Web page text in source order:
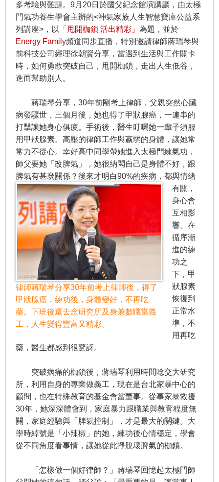
多考驗與難題。9月20日於國父紀念館演講廳，由太極
門氣功養生學會主辦的<神氣家族人生智慧寶庫公益系
列講座>，以
「甩開枷鎖 活出精彩」為題，並於
Energy Family頻道同步直播，特別邀請律師蔣瑞琴與
前科技公司經理徐朝賢分享，當遇到生活與工作關卡
時，如何勇敢突破自己，甩開枷鎖，走出人生低谷，
進而幫助別人。
蔣瑞琴分享，30年前剛考上律師，父親突然心臟
病發驟世，三個月後，她也得了甲狀腺癌，一連串的
打擊讓她身心俱疲。手術後，醫生叮囑她一輩子須服
用甲狀腺素。高壓的律師工作與嬴弱的身體，讓她常
常力不從心。幸好高中同學帶她進入太極門練氣功，
師父要她「改脾氣」，她很納悶自己是身體不好，跟
脾氣有甚麼關係？後來才明白90%的疾病，都與
律師蔣瑞琴分享30年前考上律師後，得了
甲狀腺癌，練功後，身體變好，不再吃
藥。下班後還去念研究所及身兼數職當義
工，人生變得豐富又精彩。
情緒
有關，
身心會
互相影
響。在
循序漸
進的練
功之
下，甲
狀腺素
恢復到
正常水
準，不
用再吃
藥，醫生都感到很驚訝。
突破病痛的枷鎖後，蔣瑞琴利用時間唸交大研究
所，利用自身的專業做義工，現在是台北家暴中心的
顧問，也在特殊教育的基金會當董事。從事家暴救援
30年，她深深體會到，家庭暴力跟職業與教育程度無
關，家庭經驗與「脾氣控制」，才是最大的關鍵。大
學時綽號是「小辣椒」的她，練功後心情穩定，學會
從不同角度看事情，讓她從此掙脫壞脾氣的枷鎖。
「怎樣做一個好律師？」蔣瑞琴回憶起太極門師